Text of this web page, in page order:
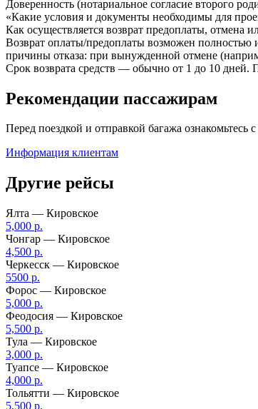
Доверенность (нотариальное согласие второго
«Какие условия и документы необходимы для
Как осуществляется возврат предоплаты, отмена
Возврат оплаты/предоплаты возможен полностью
причины отказа: при вынужденной отмене
Срок возврата средств — обычно от 1 до 10 дней.
Рекомендации пассажирам
Перед поездкой и отправкой багажа
Информация клиентам
Другие рейсы
Ялта — Кировское
5,000 р.
Чонгар — Кировское
4,500 р.
Черкесск — Кировское
5500 р.
Форос — Кировское
5,000 р.
Феодосия — Кировское
5,500 р.
Тула — Кировское
3,000 р.
Туапсе — Кировское
4,000 р.
Тольятти — Кировское
5,500 р.